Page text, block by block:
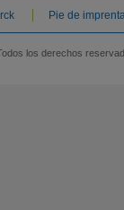
Pie de
los derechos